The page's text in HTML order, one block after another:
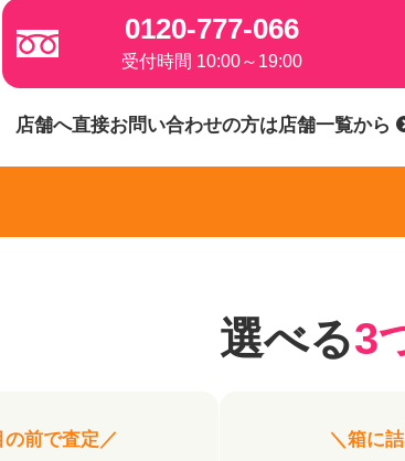
0120-777-066
受付時間 10:00～19:00
店舗へ直接お問い合わせの方は店舗一覧から
選べる3
前で査定／ ＼箱に